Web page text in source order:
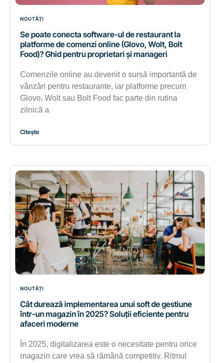
NOUTĂȚI
Se poate conecta software-ul de restaurant la
platforme de comenzi online (Glovo, Wolt, Bolt
Food)? Ghid pentru proprietari și manageri
Comenzile online au devenit o sursă importantă de
vânzări pentru restaurante, iar platforme precum
Glovo, Wolt sau Bolt Food fac parte din rutina
zilnică a
Citește
NOUTĂȚI
Cât durează implementarea unui soft de gestiune
într-un magazin în 2025? Soluții eficiente pentru
afaceri moderne
În 2025, digitalizarea este o necesitate pentru orice
magazin care vrea să rămână competitiv. Ritmul